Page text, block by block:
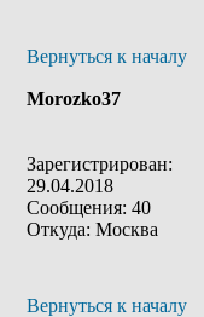
Вернуться к началу
Morozko37
Зарегистрирован:
29.04.2018
Сообщения: 40
Откуда: Москва
Вернуться к началу